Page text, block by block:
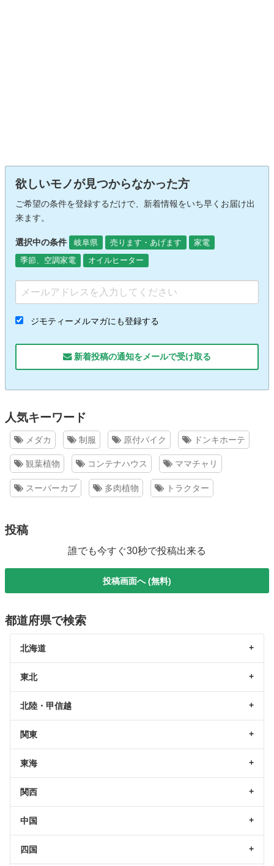
欲しいモノが見つからなかった方
ご希望の条件を登録するだけで、新着情報をいち早くお届け出
来ます。
選択中の条件 岐阜県 売ります・あげます
家電
季節、空調家電
オイルヒーター
ジモティーメルマガにも登録する
新着投稿の通知をメールで受け取る
人気キーワード
メダカ 制服 原付バイク ドンキホーテ
観葉植物 コンテナハウス ママチャリ
スーパーカブ 多肉植物 トラクター
投稿
誰でも今すぐ30秒で投稿出来る
投稿画面へ (無料)
都道府県で検索
北海道
東北
北陸・甲信越
関東
東海
関西
中国
四国